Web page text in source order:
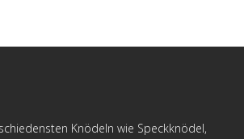
Knödeln wie Speckknödel,